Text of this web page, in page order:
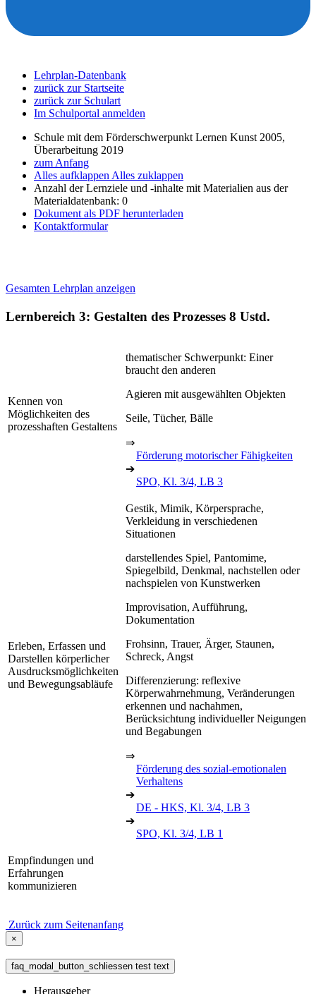
Lehrplan-Datenbank
zurück zur Startseite
zurück zur Schulart
Im Schulportal anmelden
Schule mit dem Förderschwerpunkt Lernen Kunst 2005,
Überarbeitung 2019
zum Anfang
Alles aufklappen Alles zuklappen
Anzahl der Lernziele und -inhalte mit Materialien aus der
Materialdatenbank: 0
Dokument als PDF herunterladen
Kontaktformular
Gesamten Lehrplan anzeigen
Lernbereich 3: Gestalten des Prozesses 8 Ustd.
Kennen von
Möglichkeiten des
prozesshaften Gestaltens
thematischer Schwerpunkt: Einer
braucht den anderen
Agieren mit ausgewählten Objekten
Seile, Tücher, Bälle
⇒
Förderung motorischer Fähigkeiten
➔
SPO, Kl. 3/4, LB 3
Erleben, Erfassen und
Darstellen körperlicher
Ausdrucksmöglichkeiten
und Bewegungsabläufe
Gestik, Mimik, Körpersprache,
Verkleidung in verschiedenen
Situationen
darstellendes Spiel, Pantomime,
Spiegelbild, Denkmal, nachstellen oder
nachspielen von Kunstwerken
Improvisation, Aufführung,
Dokumentation
Frohsinn, Trauer, Ärger, Staunen,
Schreck, Angst
Differenzierung: reflexive
Körperwahrnehmung, Veränderungen
erkennen und nachahmen,
Berücksichtung individueller Neigungen
und Begabungen
⇒
Förderung des sozial-emotionalen
Verhaltens
➔
DE - HKS, Kl. 3/4, LB 3
➔
SPO, Kl. 3/4, LB 1
Empfindungen und
Erfahrungen
kommunizieren
Zurück zum Seitenanfang
×
faq_modal_button_schliessen test text
Herausgeber